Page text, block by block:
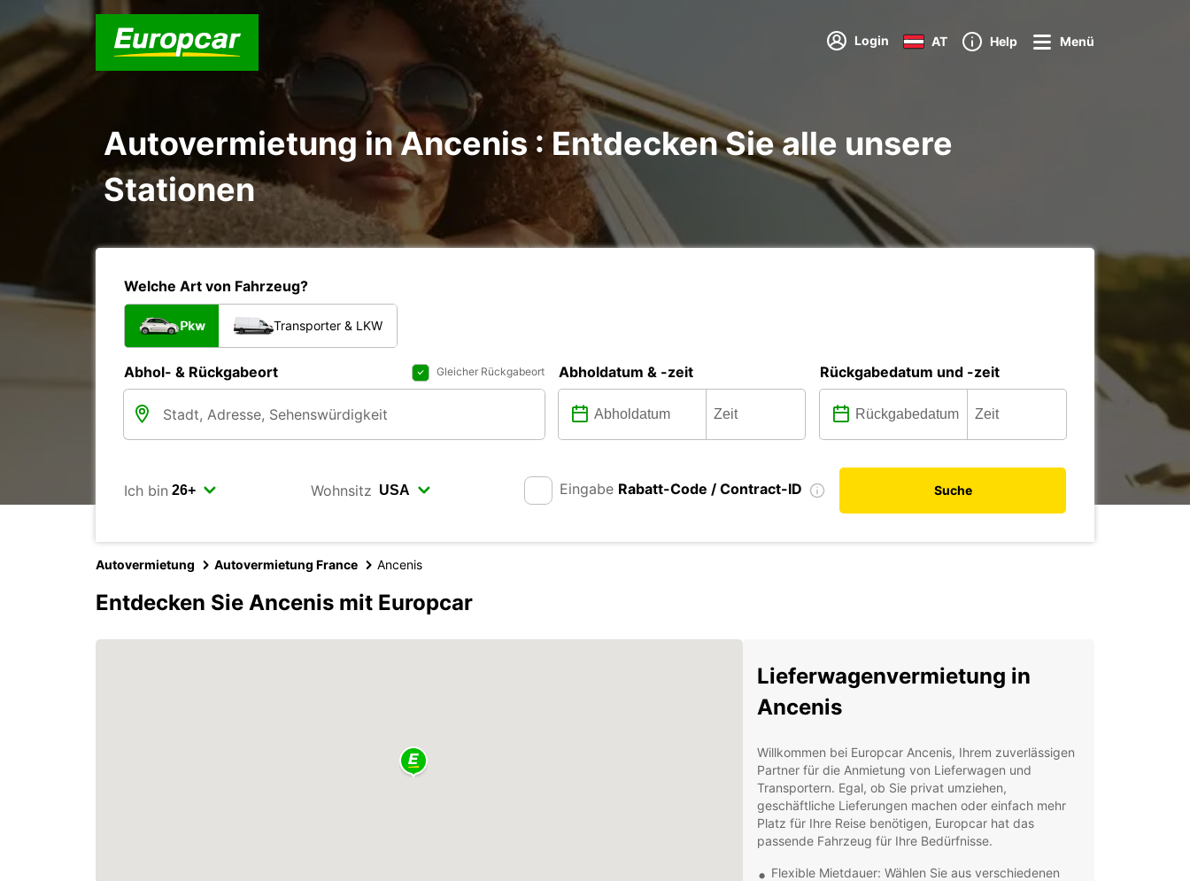
Login AT Help Menü
Autovermietung in Ancenis : Entdecken Sie alle unsere
Stationen
Welche Art von Fahrzeug?
Pkw Transporter & LKW
Abhol- & Rückgabeort Gleicher Rückgabeort Abholdatum & -zeit Rückgabedatum und -zeit
Ich bin Wohnsitz Eingabe Rabatt-Code / Contract-ID Suche
Autovermietung Autovermietung France Ancenis
Entdecken Sie Ancenis mit Europcar
Lieferwagenvermietung in
Ancenis
Willkommen bei Europcar Ancenis, Ihrem zuverlässigen
Partner für die Anmietung von Lieferwagen und
Transportern. Egal, ob Sie privat umziehen,
geschäftliche Lieferungen machen oder einfach mehr
Platz für Ihre Reise benötigen, Europcar hat das
passende Fahrzeug für Ihre Bedürfnisse.
Flexible Mietdauer: Wählen Sie aus verschiedenen